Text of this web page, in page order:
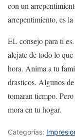
con un
arrepentimiento, es
EL consejo para ti
alejate de todo lo
hora. Anima a tu
drasticos. Algunos
tomaran tiempo.
mora en tu hogar.
Categorías: